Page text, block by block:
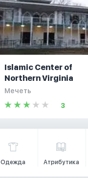
Islamic Center of
Northern Virginia
Мечеть
3
Одежда Атрибутика